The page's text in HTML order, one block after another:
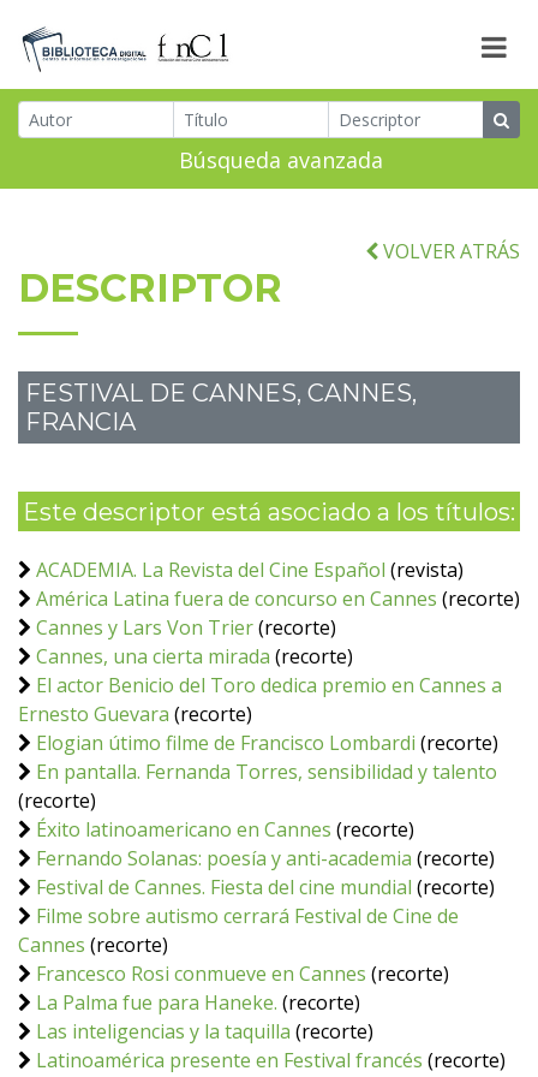
Búsqueda avanzada
VOLVER ATRÁS
DESCRIPTOR
FESTIVAL DE CANNES, CANNES,
FRANCIA
Este descriptor está asociado a los títulos:
ACADEMIA. La Revista del Cine Español (revista)
América Latina fuera de concurso en Cannes (recorte)
Cannes y Lars Von Trier(recorte)
Cannes, una cierta mirada (recorte)
El actor Benicio del Toro dedica premio en Cannes a
Ernesto Guevara (recorte)
Elogian útimo filme de Francisco Lombardi (recorte)
En pantalla. Fernanda Torres, sensibilidad y talento
(recorte)
Éxito latinoamericano en Cannes (recorte)
Fernando Solanas: poesía y anti-academia (recorte)
Festival de Cannes. Fiesta del cine mundial (recorte)
Filme sobre autismo cerrará Festival de Cine de
Cannes (recorte)
Francesco Rosi conmueve en Cannes (recorte)
La Palma fue para Haneke. (recorte)
Las inteligencias y la taquilla (recorte)
Latinoamérica presente en Festival francés (recorte)